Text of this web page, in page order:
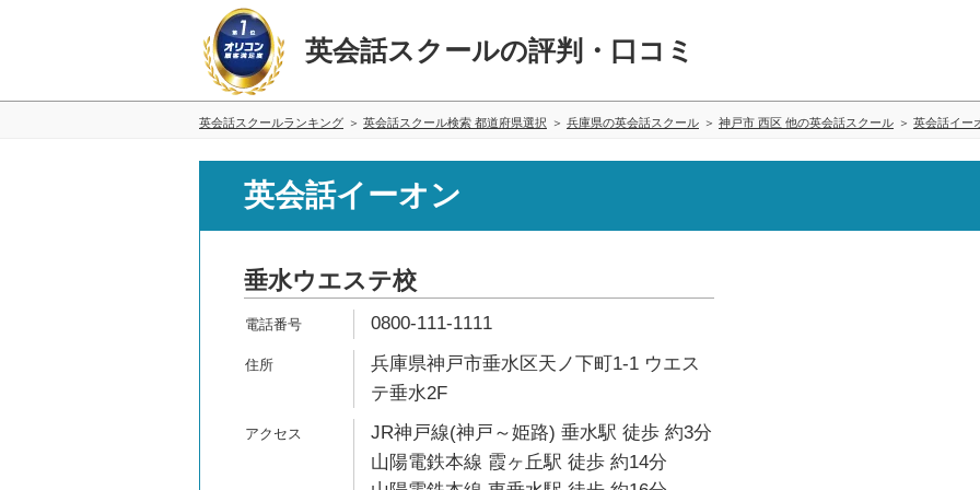
英会話スクールの評判・口コミ
英会話スクールランキング 英会話スクール検索 都道府県選択 兵庫県の英会話スクール 神戸市 西区 他の英会話スクール 英会話イー
英会話イーオン
垂水ウエステ校
0800-111-1111
兵庫県神戸市垂水区天ノ下町1-1 ウエス
テ垂水2F
JR神戸線(神戸～姫路) 垂水駅 徒歩 約3分
山陽電鉄本線 霞ヶ丘駅 徒歩 約14分